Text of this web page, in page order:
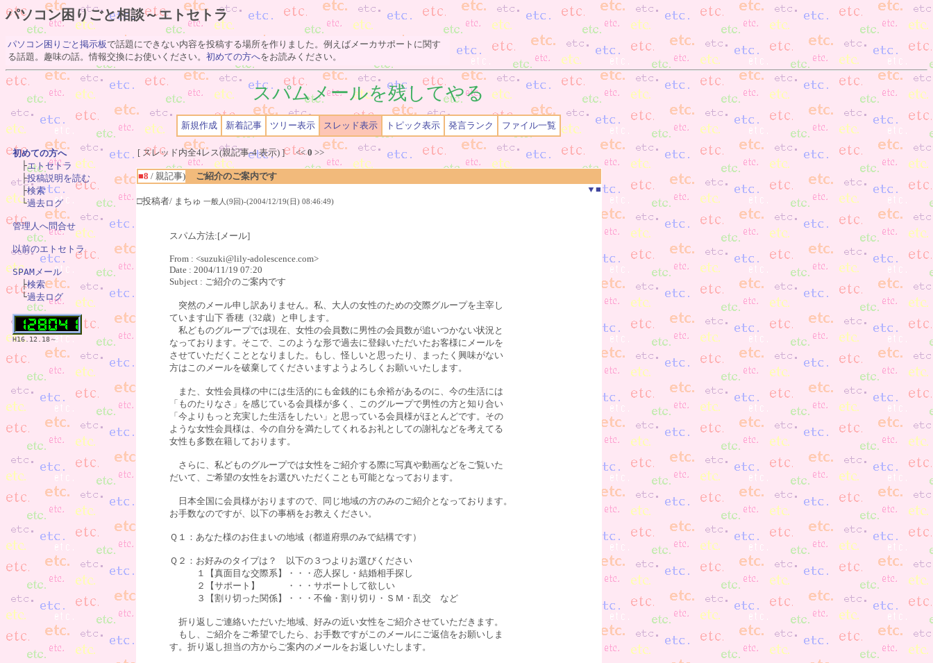
パソコン困りごと相談～エトセトラ
パソコン困りごと掲示板で話題にできない内容を投稿する場所を作りました。例えばメーカサポートに関す
る話題。趣味の話。情報交換にお使いください。 初めての方へをお読みください。
スパムメールを残してやる
新規作成 新着記事 ツリー表示 スレッド表示 トピック表示 発言ランク ファイル一覧
[ スレッド内全4レス(親記事-4 表示) ] <<0 >>
■8 / 親記事)
ご紹介のご案内です
▼ ■
□投稿者/ まちゅ 一般人(9回)-(2004/12/19(日) 08:46:49)
スパム方法:[メール]
From : <suzuki@lily-adolescence.com>
Date : 2004/11/19 07:20
Subject : ご紹介のご案内です
突然のメール申し訳ありません。私、大人の女性のための交際グループを主宰し
ています山下 香穂（32歳）と申します。
私どものグループでは現在、女性の会員数に男性の会員数が追いつかない状況と
なっております。そこで、このような形で過去に登録いただいたお客様にメールを
させていただくこととなりました。もし、怪しいと思ったり、まったく興味がない
方はこのメールを破棄してくださいますようよろしくお願いいたします。
また、女性会員様の中には生活的にも金銭的にも余裕があるのに、今の生活には
「ものたりなさ」を感じている会員様が多く、このグループで男性の方と知り合い
「今よりもっと充実した生活をしたい」と思っている会員様がほとんどです。その
ような女性会員様は、今の自分を満たしてくれるお礼としての謝礼などを考えてる
女性も多数在籍しております。
さらに、私どものグループでは女性をご紹介する際に写真や動画などをご覧いた
だいて、ご希望の女性をお選びいただくことも可能となっております。
日本全国に会員様がおりますので、同じ地域の方のみのご紹介となっております。
お手数なのですが、以下の事柄をお教えください。
Ｑ１：あなた様のお住まいの地域（都道府県のみで結構です）
Ｑ２：お好みのタイプは？ 以下の３つよりお選びください
１【真面目な交際系】・・・恋人探し・結婚相手探し
２【サポート】 ・・・サポートして欲しい
３【割り切った関係】・・・不倫・割り切り・ＳＭ・乱交 など
折り返しご連絡いただいた地域、好みの近い女性をご紹介させていただきます。
もし、ご紹介をご希望でしたら、お手数ですがこのメールにご返信をお願いしま
す。折り返し担当の方からご案内のメールをお返しいたします。
初めての方へ
├エトセトラ
├投稿説明を読む
├検索
└過去ログ
管理人へ問合せ
以前のエトセトラ
SPAMメール
├検索
└過去ログ
H16.12.18～